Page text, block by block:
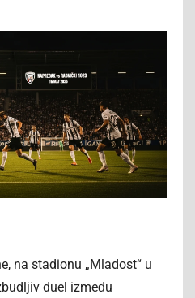
na stadionu „Mladost“ u
duel između